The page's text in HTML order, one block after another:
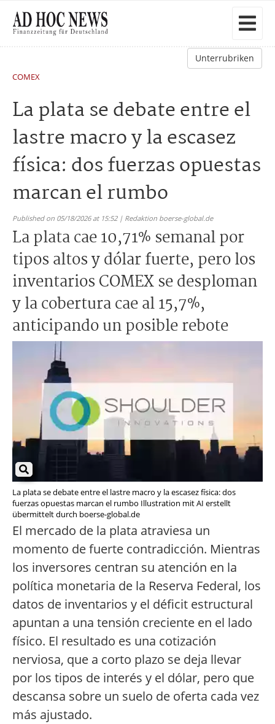
Unterrubriken
COMEX
La plata se debate entre el
lastre macro y la escasez
física: dos fuerzas opuestas
marcan el rumbo
Published on 05/18/2026 at 15:52 | Redaktion boerse-global.de
La plata cae 10,71% semanal por
tipos altos y dólar fuerte, pero los
inventarios COMEX se desploman
y la cobertura cae al 15,7%,
anticipando un posible rebote
La plata se debate entre el lastre macro y la escasez física: dos
fuerzas opuestas marcan el rumbo Illustration mit AI erstellt
übermittelt durch boerse-global.de
El mercado de la plata atraviesa un
momento de fuerte contradicción. Mientras
los inversores centran su atención en la
política monetaria de la Reserva Federal, los
datos de inventarios y el déficit estructural
apuntan a una tensión creciente en el lado
físico. El resultado es una cotización
nerviosa, que a corto plazo se deja llevar
por los tipos de interés y el dólar, pero que
descansa sobre un suelo de oferta cada vez
más ajustado.